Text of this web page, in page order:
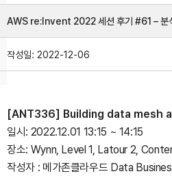
AWS re:Invent 2022 세션 후기 #61 – 분
작성일: 2022-12-06
[ANT336] Building data mesh
일시: 2022.12.01 13:15 ~ 14:15
장소: Wynn, Level 1, Latour 2,
작성자 : 메가존클라우드 Data